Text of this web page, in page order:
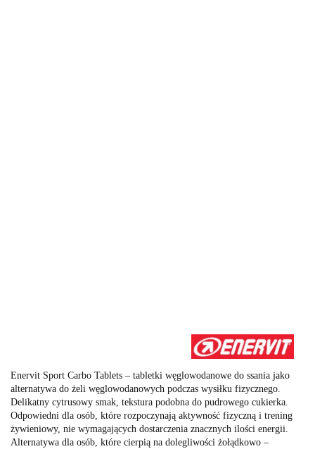
Enervit Sport Carbo Tablets – tabletki węglowodanowe do ssania jako
alternatywa do żeli węglowodanowych podczas wysiłku fizycznego.
Delikatny cytrusowy smak, tekstura podobna do pudrowego cukierka.
Odpowiedni dla osób, które rozpoczynają aktywność fizyczną i trening
żywieniowy, nie wymagających dostarczenia znacznych ilości energii.
Alternatywa dla osób, które cierpią na dolegliwości żołądkowo –